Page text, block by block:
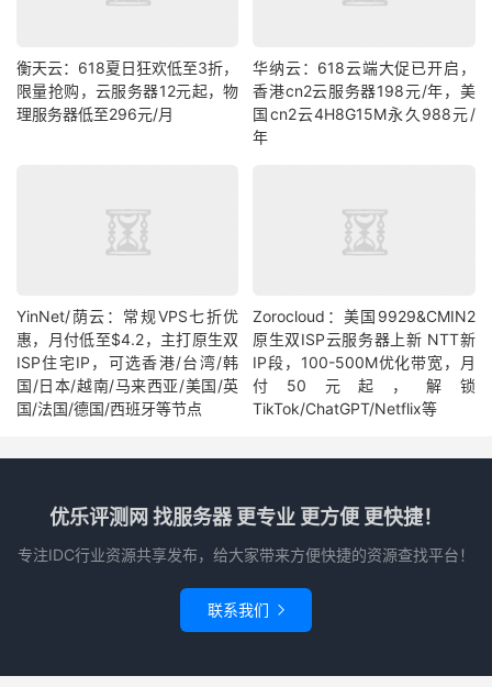
衡天云：618夏日狂欢低至3折，
限量抢购，云服务器12元起，物
理服务器低至296元/月
华纳云：618云端大促已开启，
香港cn2云服务器198元/年，美
国cn2云4H8G15M永久988元/
年
YinNet/荫云：常规VPS七折优
惠，月付低至$4.2，主打原生双
ISP住宅IP，可选香港/台湾/韩
国/日本/越南/马来西亚/美国/英
国/法国/德国/西班牙等节点
Zorocloud：美国9929&CMIN2
原生双ISP云服务器上新 NTT新
IP段，100-500M优化带宽，月
付50元起，解锁
TikTok/ChatGPT/Netflix等
优乐评测网 找服务器 更专业 更方便 更快捷！
专注IDC行业资源共享发布，给大家带来方便快捷的资源查找平台！
联系我们 